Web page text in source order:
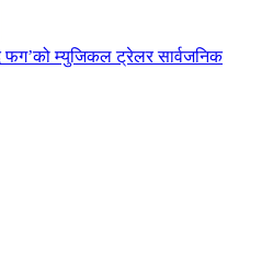
फग’को म्युजिकल ट्रेलर सार्वजनिक